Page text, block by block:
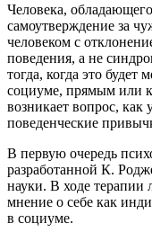
Человека,
самоутверждение за
человеком с
поведения, а не
тогда, когда это будет
социуме, прямым или
возникает вопрос, как
поведенческие
В первую очередь
разработанной К.
науки. В ходе терапии
мнение о себе как
в социуме.